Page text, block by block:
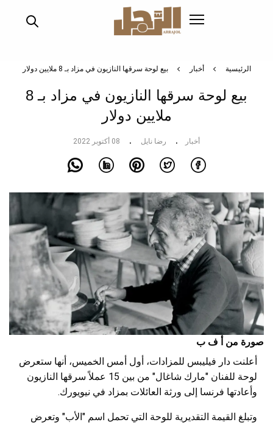
الرئيسية أخبار بيع لوحة سرقها النازيون في مزاد بـ 8 ملايين دولار
بيع لوحة سرقها النازيون في مزاد بـ 8
ملايين دولار
أخبار رضا نايل 08 أكتوبر 2022
صورة من أ ف ب
أعلنت دار فيليبس للمزادات، أول أمس الخميس، أنها ستعرض
لوحة للفنان "مارك شاغال" من بين 15 عملاً سرقها النازيون
وأعادتها فرنسا إلى ورثة العائلات بمزاد في نيويورك.
وتبلغ القيمة التقديرية للوحة التي تحمل اسم "الأب" وتعرض